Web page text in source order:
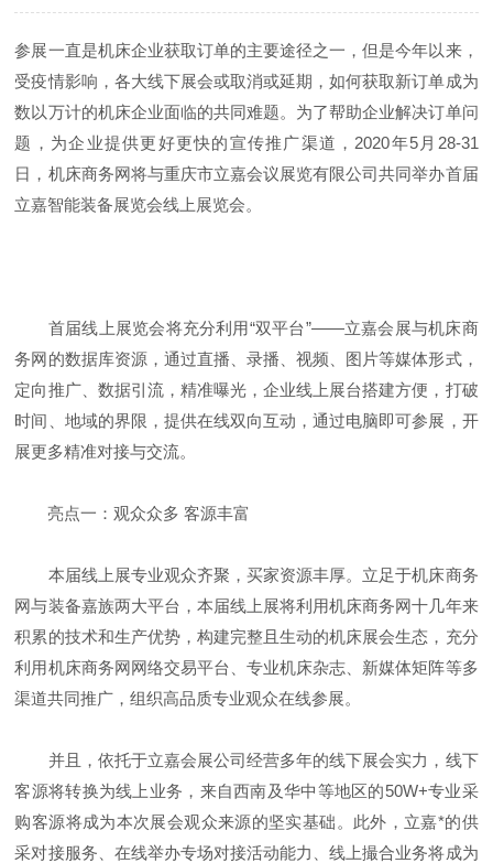
参展一直是机床企业获取订单的主要途径之一，但是今年以来，
受疫情影响，各大线下展会或取消或延期，如何获取新订单成为
数以万计的机床企业面临的共同难题。为了帮助企业解决订单问
题，为企业提供更好更快的宣传推广渠道，2020年5月28-31
日，机床商务网将与重庆市立嘉会议展览有限公司共同举办首届
立嘉智能装备展览会线上展览会。
首届线上展览会将充分利用“双平台”——立嘉会展与机床商
务网的数据库资源，通过直播、录播、视频、图片等媒体形式，
定向推广、数据引流，精准曝光，企业线上展台搭建方便，打破
时间、地域的界限，提供在线双向互动，通过电脑即可参展，开
展更多精准对接与交流。
亮点一：观众众多 客源丰富
本届线上展专业观众齐聚，买家资源丰厚。立足于机床商务
网与装备嘉族两大平台，本届线上展将利用机床商务网十几年来
积累的技术和生产优势，构建完整且生动的机床展会生态，充分
利用机床商务网网络交易平台、专业机床杂志、新媒体矩阵等多
渠道共同推广，组织高品质专业观众在线参展。
并且，依托于立嘉会展公司经营多年的线下展会实力，线下
客源将转换为线上业务，来自西南及华中等地区的50W+专业采
购客源将成为本次展会观众来源的坚实基础。此外，立嘉*的供
采对接服务、在线举办专场对接活动能力、线上撮合业务将成为